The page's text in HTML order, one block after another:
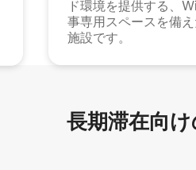
ド環境を提供する、
事専用スペースを備
施設です。
長期滞在向